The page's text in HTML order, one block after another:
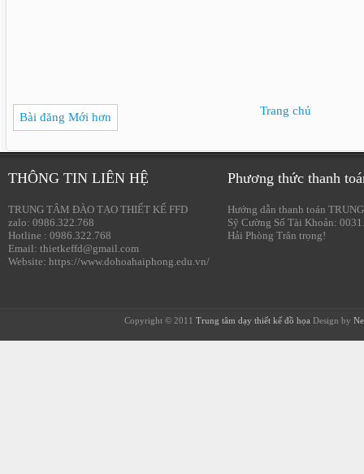
Bài đăng Mới hơn Trang chủ
THÔNG TIN LIÊN HỆ
TRUNG TÂM ĐÀO TẠO THIẾT KẾ FFD
zalo: 0986.322.768
Hotline : 0986.322.768
Email: thietkeffd@gmail.com
Website: https://www.dohoahaiphong.edu.vn/
Phương thức thanh
Hướng dẫn thanh toán
Sỹ Cường Số Tài Khoản:
Hải Phòng Trân trọng!
Copyright © 2011 Trung tâm dạy thiết kế đồ họa Design by